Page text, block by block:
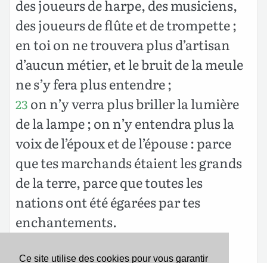
Ce site utilise des cookies pour vous garantir
des joueurs de harpe, des musiciens,
des joueurs de flûte et de trompette ;
en toi on ne trouvera plus d’artisan
d’aucun métier, et le bruit de la meule
ne s’y fera plus entendre ;
23 on n’y verra plus briller la lumière
de la lampe ; on n’y entendra plus la
voix de l’époux et de l’épouse : parce
que tes marchands étaient les grands
de la terre, parce que toutes les
nations ont été égarées par tes
enchantements.